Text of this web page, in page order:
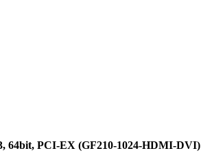
64bit, PCI-EX (GF210-1024-HDMI-DVI)